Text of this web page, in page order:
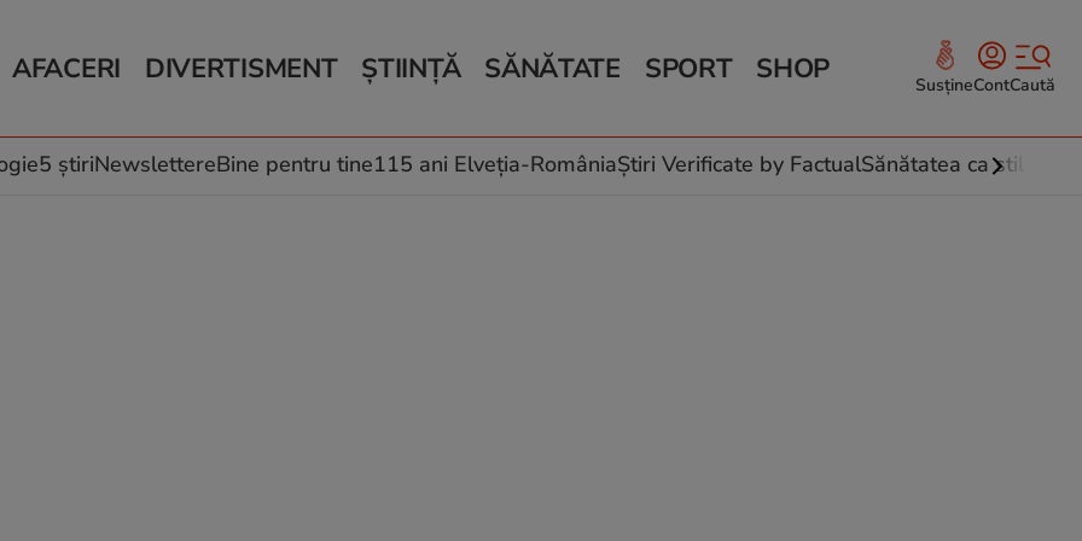
AFACERI
Auto
Locuri de muncă
DIVERTISMENT
Horoscop
Muzică și Filme
ȘTIINȚĂ
Schimbări climatice
SĂNĂTATE
Relații
Rețete culinare
SPORT SHOP SusțineContCaută
5 știriNewslettereBine pentru tine115 ani Elveția-RomâniaȘtiri Verificate by FactualSănătatea ca stil de